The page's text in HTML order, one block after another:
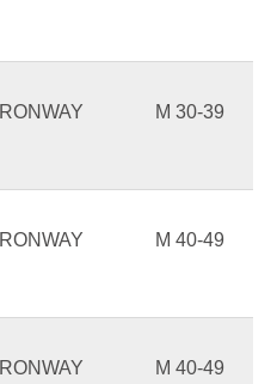
IRONWAY М 30-39
IRONWAY М 40-49
IRONWAY М 40-49